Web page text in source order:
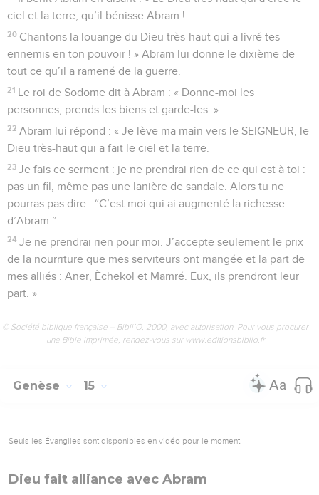
ciel et la terre, qu’il bénisse Abram !
20 Chantons la louange du Dieu très-haut qui a livré tes
ennemis en ton pouvoir ! » Abram lui donne le dixième de
tout ce qu’il a ramené de la guerre.
21 Le roi de Sodome dit à Abram : « Donne-moi les
personnes, prends les biens et garde-les. »
22 Abram lui répond : « Je lève ma main vers le SEIGNEUR, le
Dieu très-haut qui a fait le ciel et la terre.
23 Je fais ce serment : je ne prendrai rien de ce qui est à toi :
pas un fil, même pas une lanière de sandale. Alors tu ne
pourras pas dire : “C’est moi qui ai augmenté la richesse
d’Abram.”
24 Je ne prendrai rien pour moi. J’accepte seulement le prix
de la nourriture que mes serviteurs ont mangée et la part de
mes alliés : Aner, Èchekol et Mamré. Eux, ils prendront leur
part. »
© Société biblique française – Bibli’O, 2000, avec autorisation. Pour vous procurer
une Bible imprimée, rendez-vous sur www.editionsbiblio.fr
Genèse 15
Seuls les Évangiles sont disponibles en vidéo pour le moment.
Dieu fait alliance avec Abram